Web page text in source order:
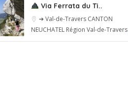
Via Ferrata du Ti..
➔ Val-de-Travers CANTON
NEUCHATEL Région Val-de-Travers